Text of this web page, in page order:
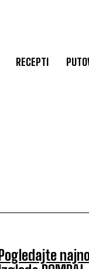
RECEPTI
Pogledajte